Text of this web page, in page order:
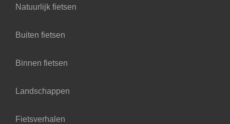
Natuurlijk fietsen
Buiten fietsen
Binnen fietsen
Landschappen
Fietsverhalen